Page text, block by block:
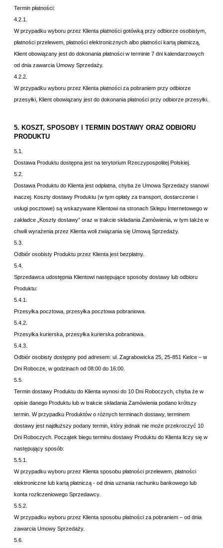
Termin płatności:
4.2.1.
W przypadku wyboru przez Klienta płatności gotówką przy odbiorze osobistym,
płatności przelewem, płatności elektronicznych albo płatności kartą płatniczą,
Klient obowiązany jest do dokonania płatności w terminie 7 dni kalendarzowych
od dnia zawarcia Umowy Sprzedaży.
4.2.2.
W przypadku wyboru przez Klienta płatności za pobraniem przy odbiorze
przesyłki, Klient obowiązany jest do dokonania płatności przy odbiorze przesyłki.
5. KOSZT, SPOSOBY I TERMIN DOSTAWY ORAZ ODBIORU
PRODUKTU
5.1.
Dostawa Produktu dostępna jest na terytorium Rzeczypospolitej Polskiej.
5.2.
Dostawa Produktu do Klienta jest odpłatna, chyba że Umowa Sprzedaży stanowi
inaczej. Koszty dostawy Produktu (w tym opłaty za transport, dostarczenie i
usługi pocztowe) są wskazywane Klientowi na stronach Sklepu Internetowego w
zakładce „Koszty dostawy” oraz w trakcie składania Zamówienia, w tym także w
chwili wyrażenia przez Klienta woli związania się Umową Sprzedaży.
5.3.
Odbiór osobisty Produktu przez Klienta jest bezpłatny.
5.4.
Sprzedawca udostępnia Klientowi następujące sposoby dostawy lub odbioru
Produktu:
5.4.1.
Przesyłka pocztowa, przesyłka pocztowa pobraniowa.
5.4.2.
Przesyłka kurierska, przesyłka kurierska pobraniowa.
5.4.3.
Odbiór osobisty dostępny pod adresem: ul. Zagrabowicka 25, 25-851 Kielce – w
Dni Robocze, w godzinach od 08:00 do 16:00.
5.5.
Termin dostawy Produktu do Klienta wynosi do 10 Dni Roboczych, chyba że w
opisie danego Produktu lub w trakcie składania Zamówienia podano krótszy
termin. W przypadku Produktów o różnych terminach dostawy, terminem
dostawy jest najdłuższy podany termin, który jednak nie może przekroczyć 10
Dni Roboczych. Początek biegu terminu dostawy Produktu do Klienta liczy się w
następujący sposób:
5.5.1.
W przypadku wyboru przez Klienta sposobu płatności przelewem, płatności
elektroniczne lub kartą płatniczą - od dnia uznania rachunku bankowego lub
konta rozliczeniowego Sprzedawcy.
5.5.2.
W przypadku wyboru przez Klienta sposobu płatności za pobraniem – od dnia
zawarcia Umowy Sprzedaży.
5.6.